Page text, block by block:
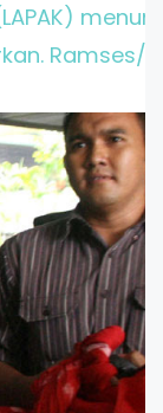
Ramses/